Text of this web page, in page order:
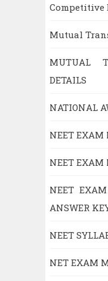
Competitive
Mutual
MUTUAL
DETAILS
NATIONAL
NEET EXAM
NEET EXAM
NEET
ANSWER
NEET
NET EXAM